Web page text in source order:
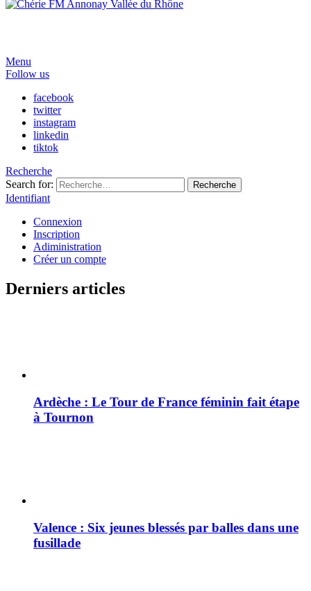
Menu
Follow us
facebook
twitter
instagram
linkedin
tiktok
Recherche
Search for:
Recherche
Identifiant
Connexion
Inscription
Adiministration
Créer un compte
Derniers articles
Ardèche : Le Tour de France féminin fait étape
à Tournon
Valence : Six jeunes blessés par balles dans une
fusillade